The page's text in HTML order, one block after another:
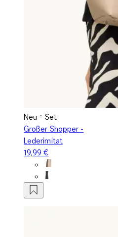
Neu
Set
Großer Shopper -
Lederimitat
19,99 €